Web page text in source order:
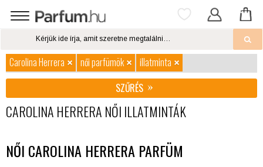
Carolina Herrera női parfümök
illatminta
SZŰRÉS
CAROLINA HERRERA NŐI ILLATMINTÁK
NŐI CAROLINA HERRERA PARFÜM